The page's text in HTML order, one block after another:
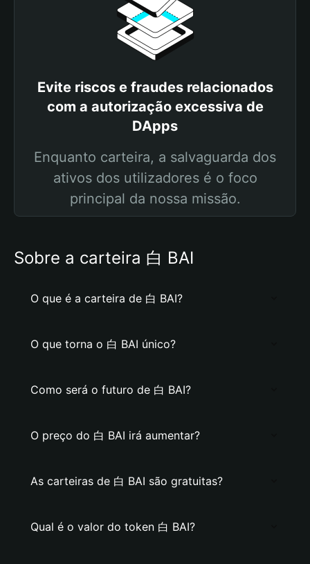
Evite riscos e fraudes relacionados
com a autorização excessiva de
DApps
Enquanto carteira, a salvaguarda dos
ativos dos utilizadores é o foco
principal da nossa missão.
Sobre a carteira 白 BAI
O que é a carteira de 白 BAI?
O que torna o 白 BAI único?
Como será o futuro de 白 BAI?
O preço do 白 BAI irá aumentar?
As carteiras de 白 BAI são gratuitas?
Qual é o valor do token 白 BAI?